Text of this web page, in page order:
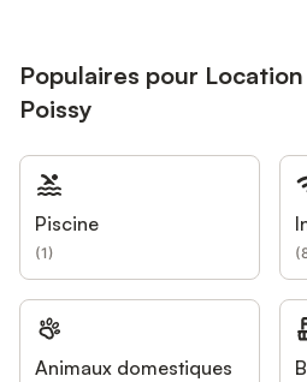
Populaires pour
Poissy
Piscine
(1) (
Animaux domestiques